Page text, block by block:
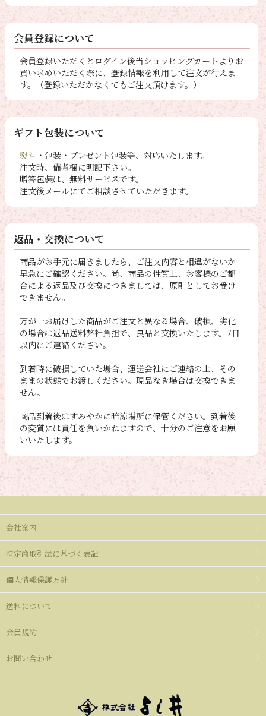
会員登録について
会員登録いただくとログイン後当ショッピングカートよりお
買い求めいただく際に、登録情報を利用して注文が行えま
す。（登録いただかなくてもご注文頂けます。）
ギフト包装について
熨斗 ・包装・プレゼント包装等、対応いたします。
注文時、備考欄に明記下さい。
贈答包装は、無料サービスです。
注文後メールにてご相談させていただきます。
返品・交換について
商品がお手元に届きましたら、ご注文内容と相違がないか
早急にご確認ください。尚、商品の性質上、お客様のご都
合による返品及び交換につきましては、原則としてお受け
できません。
万が一お届けした商品がご注文と異なる場合、破損、劣化
の場合は返品送料弊社負担で、良品と交換いたします。7日
以内にご連絡ください。
到着時に破損していた場合、運送会社にご連絡の上、その
ままの状態でお渡しください。現品なき場合は交換できま
せん。
商品到着後はすみやかに暗涼場所に保管ください。到着後
の変質には責任を負いかねますので、十分のご注意をお願
いいたします。
会社案内
特定商取引法に基づく表記
個人情報保護方針
送料について
会員規約
お問い合わせ